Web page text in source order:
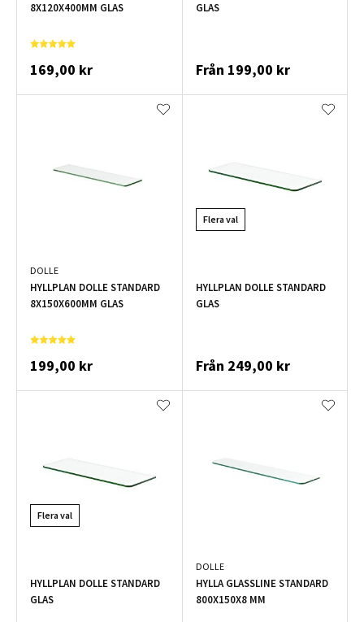
8X120X400MM GLAS
169,00 kr
GLAS
Från 199,00 kr
DOLLE
HYLLPLAN DOLLE STANDARD
8X150X600MM GLAS
199,00 kr
Flera val
HYLLPLAN DOLLE STANDARD
GLAS
Från 249,00 kr
Flera val
HYLLPLAN DOLLE STANDARD
GLAS
DOLLE
HYLLA GLASSLINE STANDARD
800X150X8 MM